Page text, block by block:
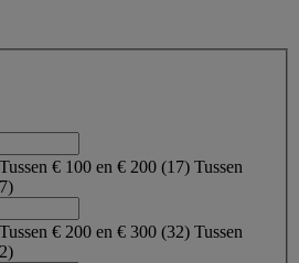
Tussen € 100 en € 200 (17) Tussen
Tussen € 200 en € 300 (32) Tussen